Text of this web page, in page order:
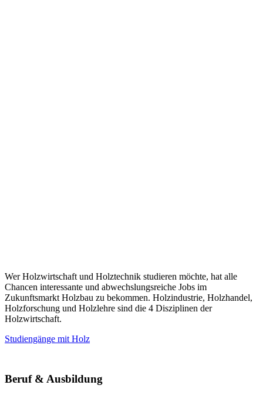
Wer Holzwirtschaft und Holztechnik studieren möchte, hat alle
Chancen interessante und abwechslungsreiche Jobs im
Zukunftsmarkt Holzbau zu bekommen. Holzindustrie, Holzhandel,
Holzforschung und Holzlehre sind die 4 Disziplinen der
Holzwirtschaft.
Studiengänge mit Holz
Beruf & Ausbildung